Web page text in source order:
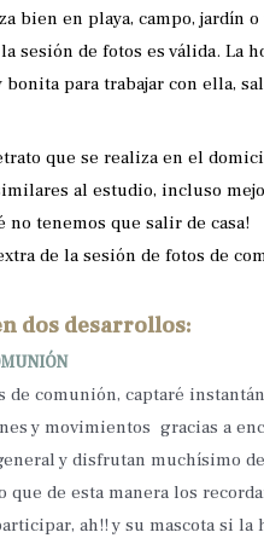
bien en playa, campo, jardín
de fotos es válida. La
para trabajar con ella,
que se realiza en el
al estudio, incluso
no tenemos que salir de casa!
de la sesión de fotos de
dos desarrollos:
comunión, captaré
y movimientos gracias a
y disfrutan muchísimo
de esta manera los
ah!! y su mascota si la